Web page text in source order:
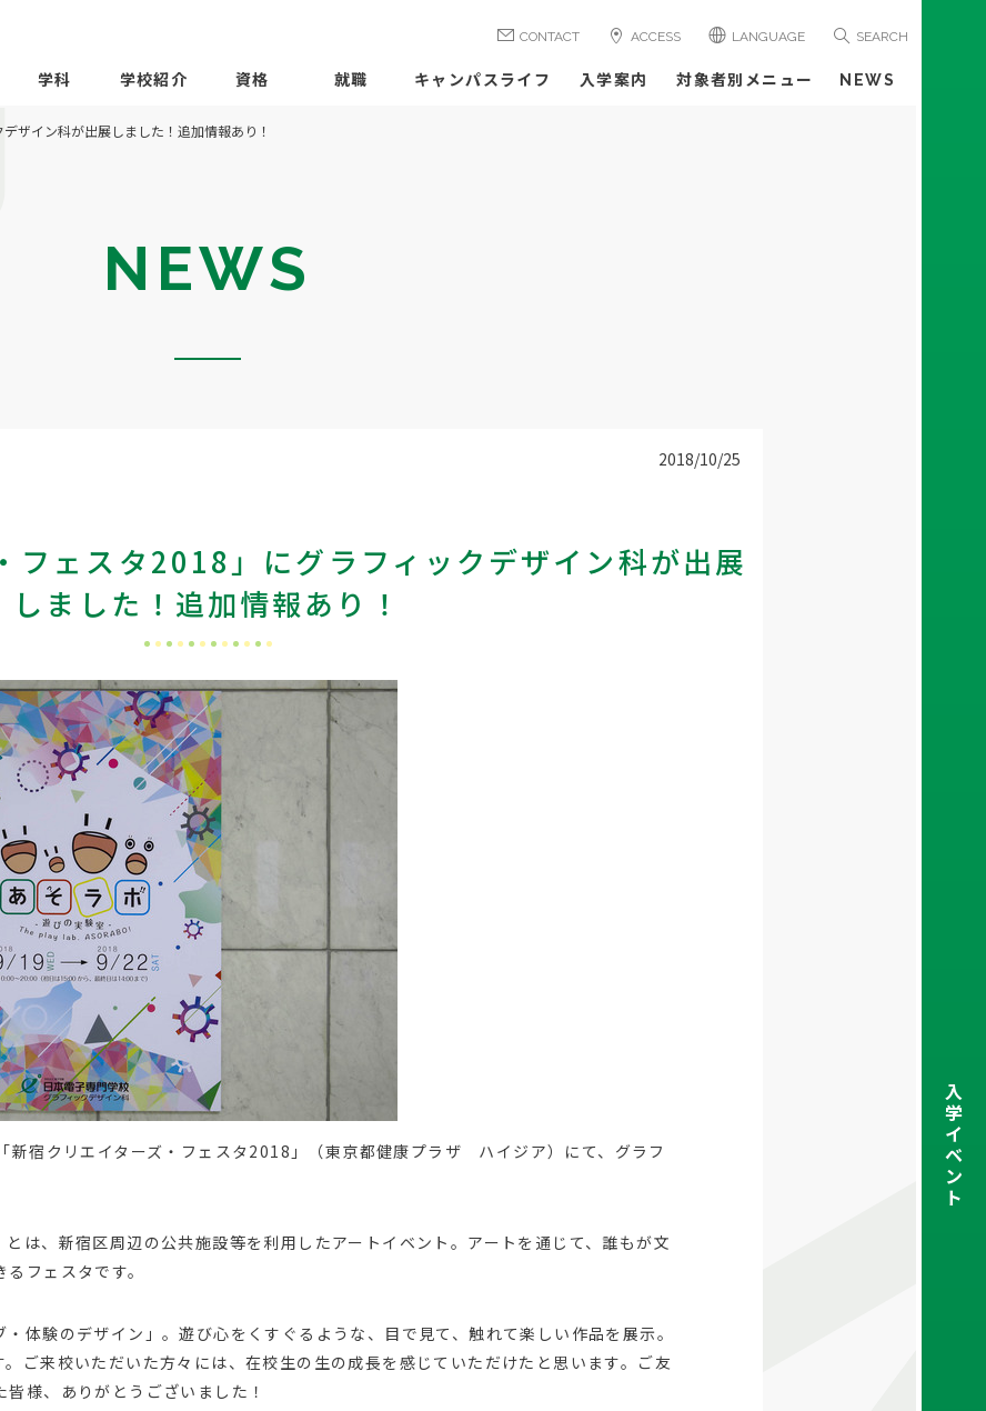
CONTACT ACCESS LANGUAGE SEARCH
学科 学校紹介 資格 就職 キャンパスライフ 入学案内 対象者別メニュー NEWS
ザイン科が出展しました！追加情報あり！
NEWS
2018/10/25
フェスタ2018」にグラフィックデザイン科が出展
しました！追加情報あり！
宿クリエイターズ・フェスタ2018」（東京都健康プラザ ハイジア）にて、グラフ
とは、新宿区周辺の公共施設等を利用したアートイベント。アートを通じて、誰もが文
フェスタです。
体験のデザイン」。遊び心をくすぐるような、目で見て、触れて楽しい作品を展示。
ご来校いただいた方々には、在校生の生の成長を感じていただけたと思います。ご友
様、ありがとうございました！
入
学
イ
ベ
ン
ト